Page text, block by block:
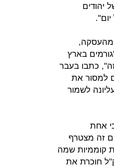
יהודים
מהעסקה,
בארץ
כתבו בעבר
למסור את
לשמור
אחת
38 מיליון שקל. סכום זה מצטרף
דוד — ניות קוממיות שמה
חוכרת את